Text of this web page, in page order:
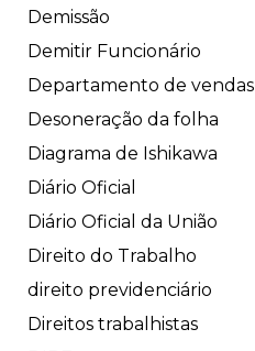
Demissão
Demitir Funcionário
Departamento de vendas
Desoneração da folha
Diagrama de Ishikawa
Diário Oficial
Diário Oficial da União
Direito do Trabalho
direito previdenciário
Direitos trabalhistas